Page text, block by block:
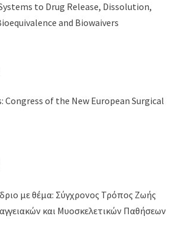
to Drug Release, Dissolution,
and Biowaivers
Congress of the New European Surgical
με θέμα: Σύγχρονος Τρόπος Ζωής
και Μυοσκελετικών Παθήσεων